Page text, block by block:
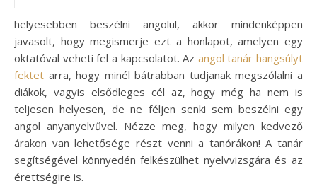
helyesebben beszélni angolul, akkor mindenképpen
javasolt, hogy megismerje ezt a honlapot, amelyen egy
oktatóval veheti fel a kapcsolatot. Az angol tanár hangsúlyt
fektet arra, hogy minél bátrabban tudjanak megszólalni a
diákok, vagyis elsődleges cél az, hogy még ha nem is
teljesen helyesen, de ne féljen senki sem beszélni egy
angol anyanyelvűvel. Nézze meg, hogy milyen kedvező
árakon van lehetősége részt venni a tanórákon! A tanár
segítségével könnyedén felkészülhet nyelvvizsgára és az
érettségire is.